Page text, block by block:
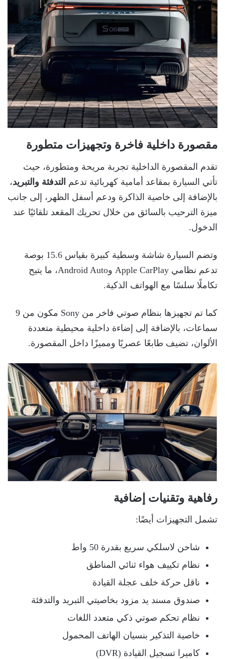
مقصورة داخلية فاخرة وتجهيزات متطورة
تقدم المقصورة الداخلية تجربة مريحة ومتطورة، حيث
تأتي السيارة بمقاعد أمامية كهربائية تدعم التدفئة والتبريد،
بالإضافة إلى خاصية الذاكرة ودعم أسفل الظهر، إلى جانب
ميزة الترحيب بالسائق من خلال تحريك المقعد تلقائيًا عند
الدخول.
وتضم السيارة شاشة وسطية كبيرة بقياس 15.6 بوصة
تدعم نظامي Apple CarPlay وAndroid Auto، ما يتيح
تكاملًا سلسًا مع الهواتف الذكية.
كما تم تجهيزها بنظام صوتي فاخر من Sony مكون من 9
سماعات، بالإضافة إلى إضاءة داخلية محيطية متعددة
الألوان، تضيف طابعًا عصريًا ومميزًا داخل المقصورة.
رفاهية وتقنيات إضافية
تشمل التجهيزات أيضًا:
شاحن لاسلكي سريع بقدرة 50 واط
نظام تكييف هواء ثنائي المناطق
ناقل حركة خلف عجلة القيادة
صندوق مسند يد مزود بخاصيتي التبريد والتدفئة
نظام تحكم صوتي ذكي متعدد اللغات
خاصية التذكير بنسيان الهاتف المحمول
كاميرا تسجيل القيادة (DVR)